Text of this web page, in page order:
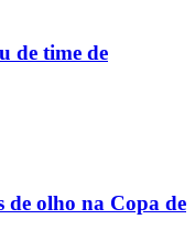
de time de
de olho na Copa de